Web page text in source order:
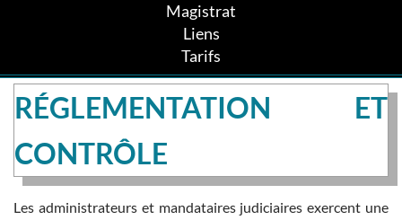
Magistrat
Liens
Tarifs
RÉGLEMENTATION ET
CONTRÔLE
Les administrateurs et mandataires judiciaires exercent une